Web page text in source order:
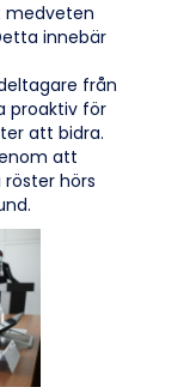
medveten
innebär
från
proaktiv för
att bidra.
att
hörs